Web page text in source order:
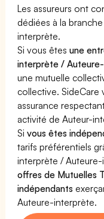
Les assureurs ont
dédiées à la
interprète.
Si vous êtesune
interprète /
une mutuelle
collective. SideCare
assurance
activité de Auteur-
Sivous êtes
tarifs préférentiels
interprète /
offres de Mutuelles
indépendants
Auteure-interprète.